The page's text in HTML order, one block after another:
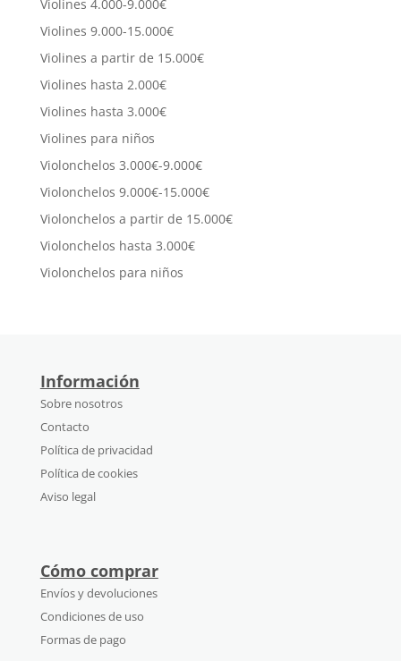
Violines 4.000-9.000€
Violines 9.000-15.000€
Violines a partir de 15.000€
Violines hasta 2.000€
Violines hasta 3.000€
Violines para niños
Violonchelos 3.000€-9.000€
Violonchelos 9.000€-15.000€
Violonchelos a partir de 15.000€
Violonchelos hasta 3.000€
Violonchelos para niños
Información
Sobre nosotros
Contacto
Política de privacidad
Política de cookies
Aviso legal
Cómo comprar
Envíos y devoluciones
Condiciones de uso
Formas de pago